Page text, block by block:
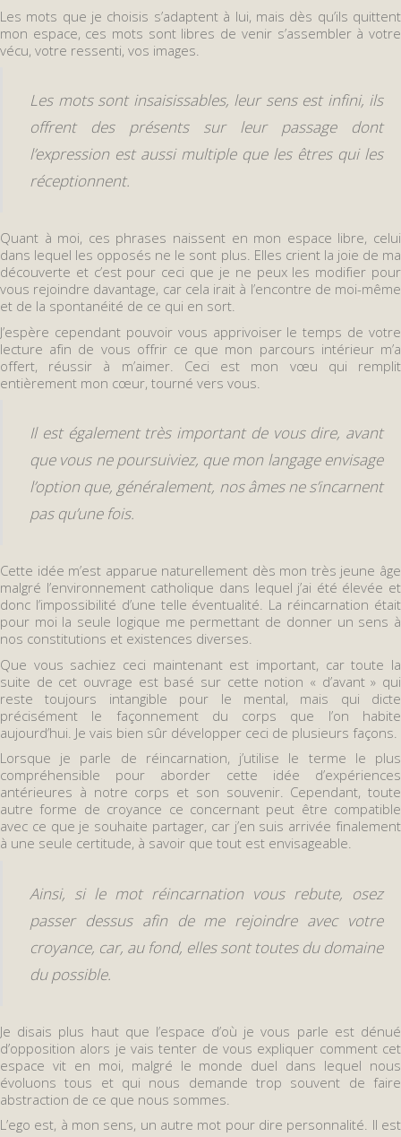
Les mots que je choisis s’adaptent à lui, mais dès qu’ils quittent
mon espace, ces mots sont libres de venir s’assembler à votre
vécu, votre ressenti, vos images.
Les mots sont insaisissables, leur sens est infini, ils
offrent des présents sur leur passage dont
l’expression est aussi multiple que les êtres qui les
réceptionnent.
Quant à moi, ces phrases naissent en mon espace libre, celui
dans lequel les opposés ne le sont plus. Elles crient la joie de ma
découverte et c’est pour ceci que je ne peux les modifier pour
vous rejoindre davantage, car cela irait à l’encontre de moi-même
et de la spontanéité de ce qui en sort.
J’espère cependant pouvoir vous apprivoiser le temps de votre
lecture afin de vous offrir ce que mon parcours intérieur m’a
offert, réussir à m’aimer. Ceci est mon vœu qui remplit
entièrement mon cœur, tourné vers vous.
Il est également très important de vous dire, avant
que vous ne poursuiviez, que mon langage envisage
l’option que, généralement, nos âmes ne s’incarnent
pas qu’une fois.
Cette idée m’est apparue naturellement dès mon très jeune âge
malgré l’environnement catholique dans lequel j’ai été élevée et
donc l’impossibilité d’une telle éventualité. La réincarnation était
pour moi la seule logique me permettant de donner un sens à
nos constitutions et existences diverses.
Que vous sachiez ceci maintenant est important, car toute la
suite de cet ouvrage est basé sur cette notion « d’avant » qui
reste toujours intangible pour le mental, mais qui dicte
précisément le façonnement du corps que l’on habite
aujourd’hui. Je vais bien sûr développer ceci de plusieurs façons.
Lorsque je parle de réincarnation, j’utilise le terme le plus
compréhensible pour aborder cette idée d’expériences
antérieures à notre corps et son souvenir. Cependant, toute
autre forme de croyance ce concernant peut être compatible
avec ce que je souhaite partager, car j’en suis arrivée finalement
à une seule certitude, à savoir que tout est envisageable.
Ainsi, si le mot réincarnation vous rebute, osez
passer dessus afin de me rejoindre avec votre
croyance, car, au fond, elles sont toutes du domaine
du possible.
Je disais plus haut que l’espace d’où je vous parle est dénué
d’opposition alors je vais tenter de vous expliquer comment cet
espace vit en moi, malgré le monde duel dans lequel nous
évoluons tous et qui nous demande trop souvent de faire
abstraction de ce que nous sommes.
L’ego est, à mon sens, un autre mot pour dire personnalité. Il est